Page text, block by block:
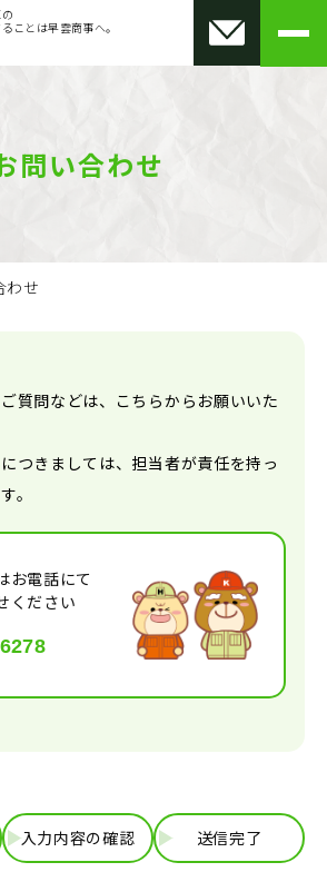
ことは早雲商事へ。
メ
ニ
問い合わせ
わせ
質問などは、こちらからお願いいた
つきましては、担当者が責任を持っ
。
お電話にて
ください
入力内容の確認 送信完了